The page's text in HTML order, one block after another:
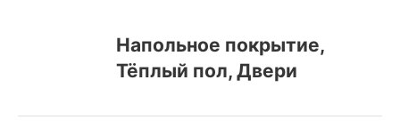
Напольное покрытие,
Тёплый пол, Двери